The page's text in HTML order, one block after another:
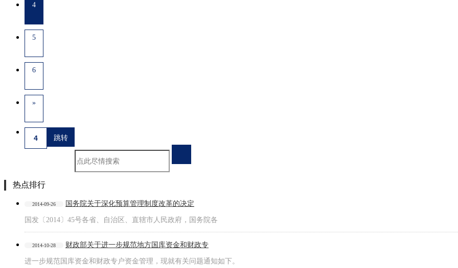
4
5
6
»
热点排行
2014-09-26 国务院关于深化预算管理制度改革的决定
国发〔2014〕45号各省、自治区、直辖市人民政府，国务院各
2014-10-28 财政部关于进一步规范地方国库资金和财政专
进一步规范国库资金和财政专户资金管理，现就有关问题通知如下。